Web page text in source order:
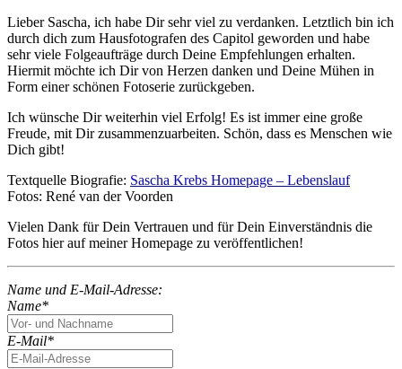
Lieber Sascha, ich habe Dir sehr viel zu verdanken. Letztlich bin ich
durch dich zum Hausfotografen des Capitol geworden und habe
sehr viele Folgeaufträge durch Deine Empfehlungen erhalten.
Hiermit möchte ich Dir von Herzen danken und Deine Mühen in
Form einer schönen Fotoserie zurückgeben.
Ich wünsche Dir weiterhin viel Erfolg! Es ist immer eine große
Freude, mit Dir zusammenzuarbeiten. Schön, dass es Menschen wie
Dich gibt!
Textquelle Biografie: Sascha Krebs Homepage – Lebenslauf
Fotos: René van der Voorden
Vielen Dank für Dein Vertrauen und für Dein Einverständnis die
Fotos hier auf meiner Homepage zu veröffentlichen!
Name und E-Mail-Adresse:
Name*
E-Mail*